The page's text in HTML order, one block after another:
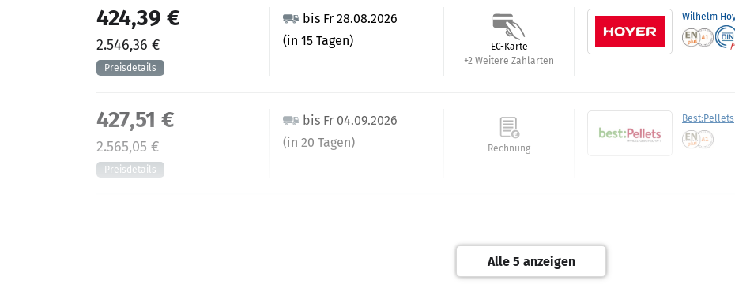
Wilhelm
bis Fr 28.08.2026
(in 15 Tagen)
424,39 €
2.546,36 €
EC-Karte
+2 Weitere Zahlarten
Best:Pellets
bis Fr 04.09.2026
(in 20 Tagen)
427,51 €
2.565,05 € Rechnung
RAL
+1 Weitere Zahlarten
Alle 5 anzeigen